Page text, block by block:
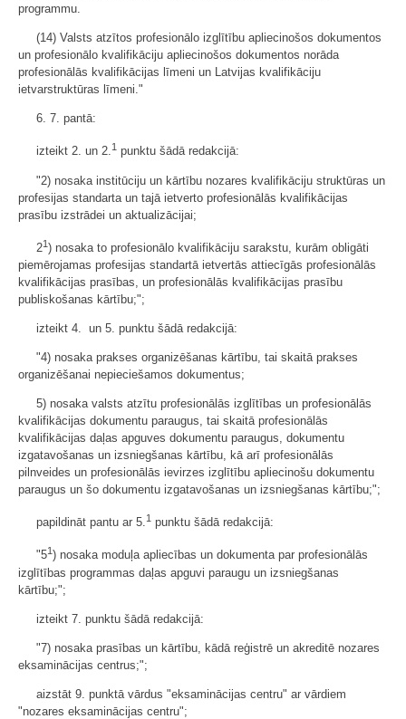
programmu.
(14) Valsts atzītos profesionālo izglītību apliecinošos dokumentos
un profesionālo kvalifikāciju apliecinošos dokumentos norāda
profesionālās kvalifikācijas līmeni un Latvijas kvalifikāciju
ietvarstruktūras līmeni."
6. 7. pantā:
izteikt 2. un 2.1 punktu šādā redakcijā:
"2) nosaka institūciju un kārtību nozares kvalifikāciju struktūras un
profesijas standarta un tajā ietverto profesionālās kvalifikācijas
prasību izstrādei un aktualizācijai;
21) nosaka to profesionālo kvalifikāciju sarakstu, kurām obligāti
piemērojamas profesijas standartā ietvertās attiecīgās profesionālās
kvalifikācijas prasības, un profesionālās kvalifikācijas prasību
publiskošanas kārtību;";
izteikt 4. un 5. punktu šādā redakcijā:
"4) nosaka prakses organizēšanas kārtību, tai skaitā prakses
organizēšanai nepieciešamos dokumentus;
5) nosaka valsts atzītu profesionālās izglītības un profesionālās
kvalifikācijas dokumentu paraugus, tai skaitā profesionālās
kvalifikācijas daļas apguves dokumentu paraugus, dokumentu
izgatavošanas un izsniegšanas kārtību, kā arī profesionālās
pilnveides un profesionālās ievirzes izglītību apliecinošu dokumentu
paraugus un šo dokumentu izgatavošanas un izsniegšanas kārtību;";
papildināt pantu ar 5.1 punktu šādā redakcijā:
"51 ) nosaka moduļa apliecības un dokumenta par profesionālās
izglītības programmas daļas apguvi paraugu un izsniegšanas
kārtību;";
izteikt 7. punktu šādā redakcijā:
"7) nosaka prasības un kārtību, kādā reģistrē un akreditē nozares
eksaminācijas centrus;";
aizstāt 9. punktā vārdus "eksaminācijas centru" ar vārdiem
"nozares eksaminācijas centru";